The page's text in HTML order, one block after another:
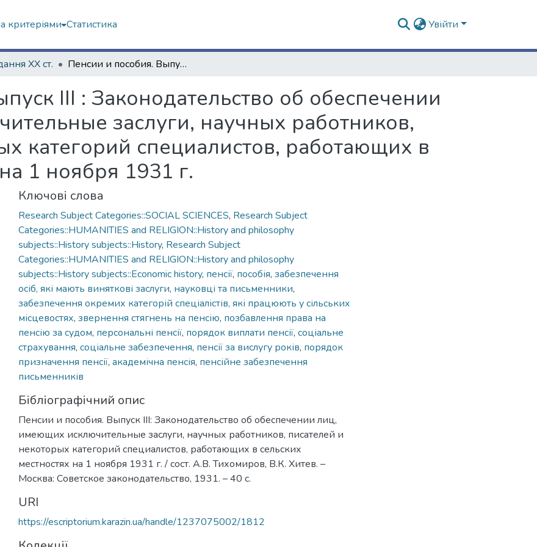
критеріями Статистика Увійти
ХХ ст. Пенсии и пособия. Выпуск ІІІ : Законодательство об обеспечении лиц, имеющих исключительные заслуги, научных работников, писателей и некоторых категорий специалистов, работающих в сельских местностях на 1 ноября 1931 г.
ІІІ : Законодательство об обеспечении
заслуги, научных работников,
категорий специалистов, работающих в
1 ноября 1931 г.
Ключові слова
Research Subject Categories::SOCIAL SCIENCES, Research Subject
Categories::HUMANITIES and RELIGION::History and philosophy
subjects::History subjects::History, Research Subject
Categories::HUMANITIES and RELIGION::History and philosophy
subjects::History subjects::Economic history, пенсії, пособія, забезпечення
осіб, які мають виняткові заслуги, науковці та письменники,
забезпечення окремих категорій спеціалістів, які працюють у сільських
місцевостях, звернення стягнень на пенсію, позбавлення права на
пенсію за судом, персональні пенсії, порядок виплати пенсії, соціальне
страхування, соціальне забезпечення, пенсії за вислугу років, порядок
призначення пенсії, академічна пенсія, пенсійне забезпечення
письменників
Бібліографічний опис
Пенсии и пособия. Выпуск ІІІ: Законодательство об обеспечении лиц,
имеющих исключительные заслуги, научных работников, писателей и
некоторых категорий специалистов, работающих в сельских
местностях на 1 ноября 1931 г. / сост. А.В. Тихомиров, В.К. Хитев. –
Москва: Советское законодательство, 1931. – 40 с.
URI
https://escriptorium.karazin.ua/handle/1237075002/1812